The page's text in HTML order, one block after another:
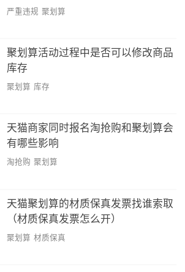
严重违规 聚划算
聚划算活动过程中是否可以修改商品
库存
聚划算 库存
天猫商家同时报名淘抢购和聚划算会
有哪些影响
淘抢购 聚划算
天猫聚划算的材质保真发票找谁索取
（材质保真发票怎么开）
聚划算 材质保真